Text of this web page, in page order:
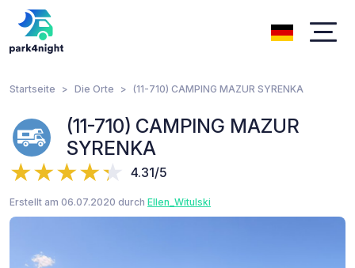
Startseite Die Orte (11-710) CAMPING MAZUR SYRENKA
(11-710) CAMPING MAZUR
SYRENKA
4.31/5
Erstellt am 06.07.2020 durch Ellen_Witulski